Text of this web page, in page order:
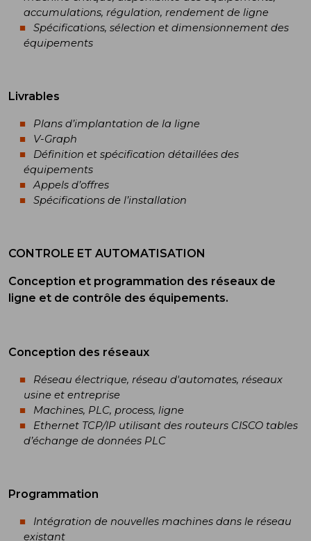
accumulations, régulation, rendement de ligne
Spécifications, sélection et dimensionnement des
équipements
Livrables
Plans d’implantation de la ligne
V-Graph
Définition et spécification détaillées des
équipements
Appels d’offres
Spécifications de l’installation
CONTROLE ET AUTOMATISATION
Conception et programmation des réseaux de
ligne et de contrôle des équipements.
Conception des réseaux
Réseau électrique, réseau d'automates, réseaux
usine et entreprise
Machines, PLC, process, ligne
Ethernet TCP/IP utilisant des routeurs CISCO tables
d’échange de données PLC
Programmation
Intégration de nouvelles machines dans le réseau
existant